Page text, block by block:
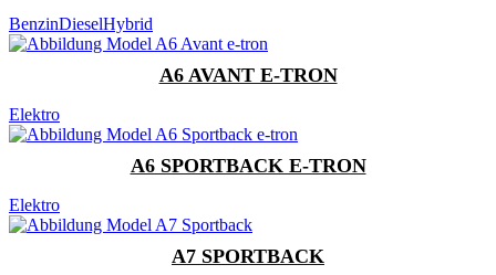
BenzinDieselHybrid
A6 AVANT E-TRON
Elektro
A6 SPORTBACK E-TRON
Elektro
A7 SPORTBACK